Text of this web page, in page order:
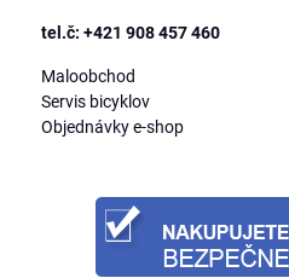
tel.č: +421 908 457 460
Maloobchod
Servis bicyklov
Objednávky e-shop